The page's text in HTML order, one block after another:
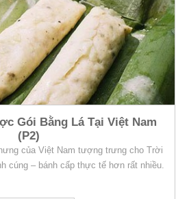
Gói Bằng Lá Tại Việt Nam
(P2)
của Việt Nam tượng trưng cho Trời
cúng – bánh cấp thực tế hơn rất nhiều.